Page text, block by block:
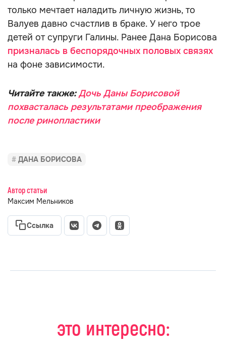
только мечтает наладить личную жизнь, то
Валуев давно счастлив в браке. У него трое
детей от супруги Галины. Ранее Дана Борисова
призналась в беспорядочных половых связях
на фоне зависимости.
Читайте также:Дочь Даны Борисовой
похвасталась результатами преображения
после ринопластики
ДАНА БОРИСОВА
Автор статьи
Максим Мельников
Ссылка
это интересно: